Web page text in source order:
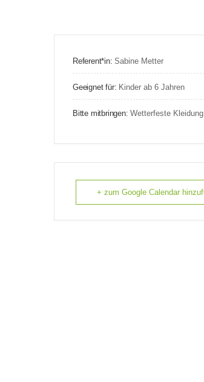
Referent*in:Sabine Metter
Geeignet für: Kinder ab 6 Jahren
Bitte mitbringen:Wetterfeste
+ zum Google Calendar